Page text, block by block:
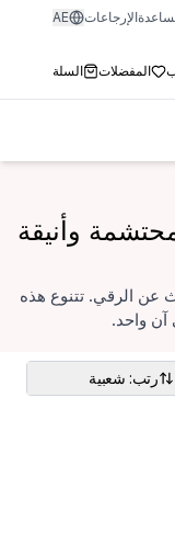
الإرجاعات AE
المفضلات السلة
وأنيقة
عن الرقي. تتنوع هذه
آن واحد.
رتب: شعبية